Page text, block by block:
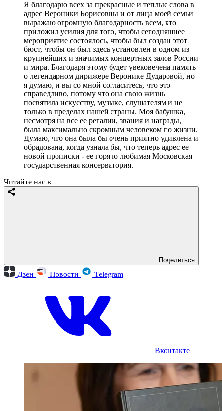
Я благодарю всех за прекрасные и теплые слова в
адрес Вероники Борисовны и от лица моей семьи
выражаю огромную благодарность всем, кто
приложил усилия для того, чтобы сегодняшнее
мероприятие состоялось, чтобы был создан этот
бюст, чтобы он был здесь установлен в одном из
крупнейших и значимых концертных залов России
и мира. Благодаря этому будет увековечена память
о легендарном дирижере Веронике Дударовой, но
я думаю, и вы со мной согласитесь, что это
справедливо, потому что она свою жизнь
посвятила искусству, музыке, слушателям и не
только в пределах нашей страны. Моя бабушка,
несмотря на все ее регалии, звания и награды,
была максимально скромным человеком по жизни.
Думаю, что она была бы очень приятно удивлена и
обрадована, когда узнала бы, что теперь адрес ее
новой прописки - ее горячо любимая Московская
государственная консерватория.
Читайте нас в
Поделиться
Дзен Новости Telegram
Вконтакте